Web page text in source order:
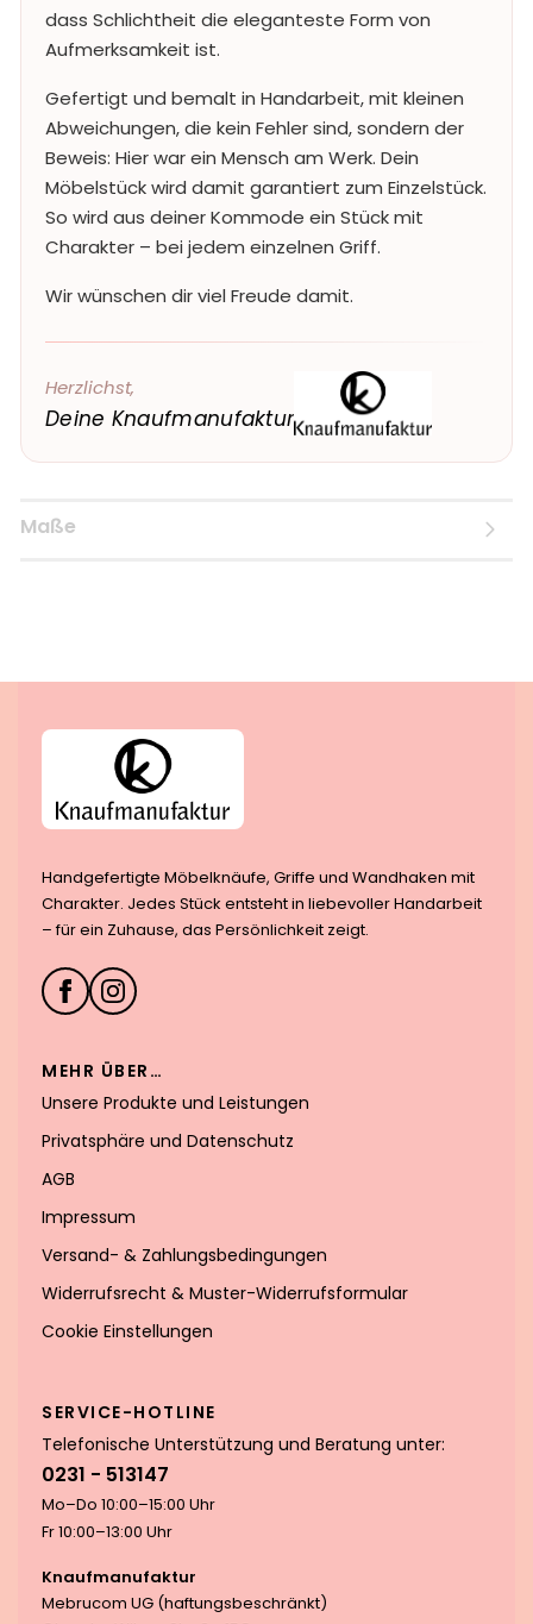
dass Schlichtheit die eleganteste Form von
Aufmerksamkeit ist.
Gefertigt und bemalt in Handarbeit, mit kleinen
Abweichungen, die kein Fehler sind, sondern der
Beweis: Hier war ein Mensch am Werk. Dein
Möbelstück wird damit garantiert zum Einzelstück.
So wird aus deiner Kommode ein Stück mit
Charakter – bei jedem einzelnen Griff.
Wir wünschen dir viel Freude damit.
Herzlichst,
Deine Knaufmanufaktur
Maße
Handgefertigte Möbelknäufe, Griffe und Wandhaken mit
Charakter. Jedes Stück entsteht in liebevoller Handarbeit
– für ein Zuhause, das Persönlichkeit zeigt.
MEHR ÜBER…
Unsere Produkte und Leistungen
Privatsphäre und Datenschutz
AGB
Impressum
Versand- & Zahlungsbedingungen
Widerrufsrecht & Muster-Widerrufsformular
Cookie Einstellungen
SERVICE-HOTLINE
Telefonische Unterstützung und Beratung unter:
0231 - 513147
Mo–Do 10:00–15:00 Uhr
Fr 10:00–13:00 Uhr
Knaufmanufaktur
Mebrucom UG (haftungsbeschränkt)